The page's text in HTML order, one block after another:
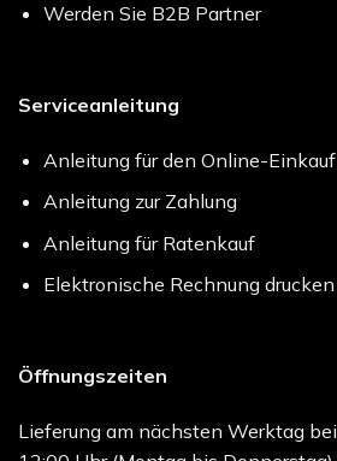
Werden Sie B2B Partner
Serviceanleitung
Anleitung für den Online-Einkauf
Anleitung zur Zahlung
Anleitung für Ratenkauf
Elektronische Rechnung drucken
Öffnungszeiten
Lieferung am nächsten Werktag